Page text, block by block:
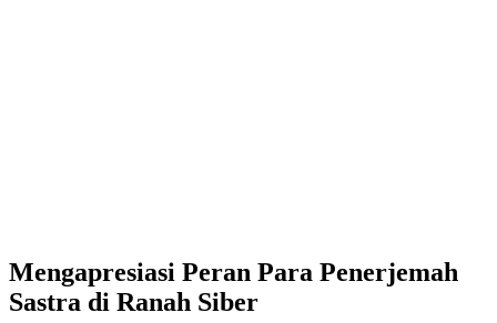
Mengapresiasi Peran Para Penerjemah
Sastra di Ranah Siber